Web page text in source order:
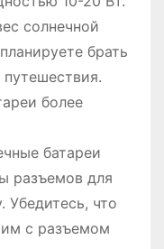
солнечной
брать
более
батареи
разъемов для
Убедитесь, что
с разъемом